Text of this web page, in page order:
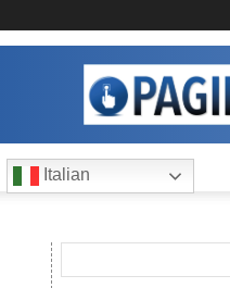
Italian